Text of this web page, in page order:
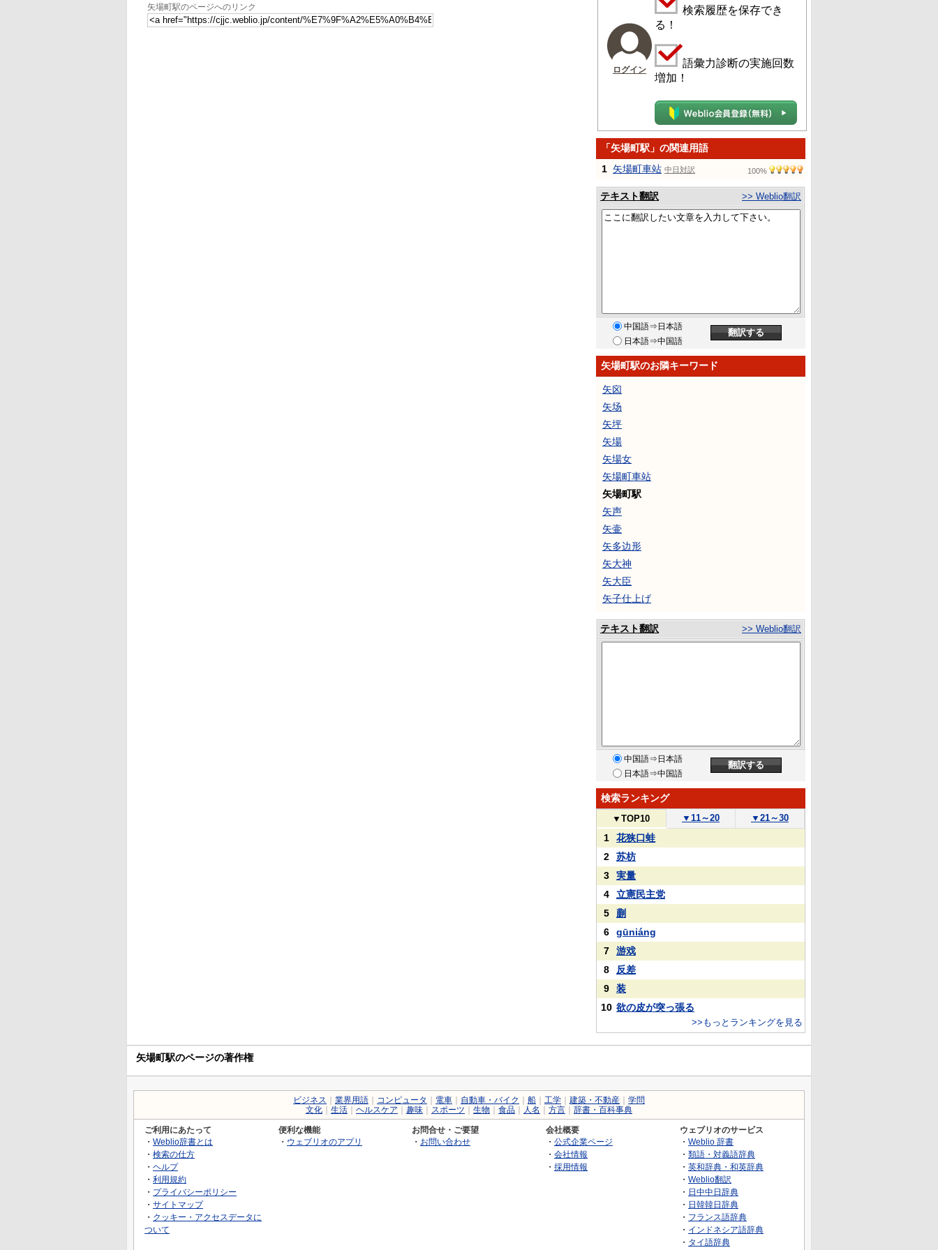
矢場町駅のページへのリンク
ログイン
検索履歴を保存でき
る！
語彙力診断の実施回数
増加！
「矢場町駅」の関連用語
1 矢場町車站 中日対訳 100%
テキスト翻訳 >> Weblio翻訳
中国語⇒日本語
日本語⇒中国語
矢場町駅のお隣キーワード
矢囟
矢场
矢坪
矢場
矢場女
矢場町車站
矢場町駅
矢声
矢壷
矢多边形
矢大神
矢大臣
矢子仕上げ
テキスト翻訳 >> Weblio翻訳
中国語⇒日本語
日本語⇒中国語
検索ランキング
▼ TOP10 ▼ 11～20 ▼ 21～30
1
花狭口蛙
2
苏枋
3
実量
4
立憲民主党
5
蒯
6
gūniáng
7
游戏
8
反差
9
装
10 欲の皮が突っ張る
>>もっとランキングを見る
矢場町駅のページの著作権
ビジネス 業界用語 コンピュータ 電車 自動車・バイク 船 工学 建築・不動産
学問
文化
生活 ヘルスケア 趣味 スポーツ 生物 食品 人名 方言 辞書・百科事典
ご利用にあたって
・ Weblio辞書とは
・ 検索の仕方
・ ヘルプ
・ 利用規約
・ プライバシーポリシー
・ サイトマップ
・ クッキー・アクセスデータに
ついて
便利な機能
・ ウェブリオのアプリ
お問合せ・ご要望
・ お問い合わせ
会社概要
・ 公式企業ページ
・ 会社情報
・ 採用情報
ウェブリオのサービス
・ Weblio 辞書
・ 類語・対義語辞典
・ 英和辞典・和英辞典
・ Weblio翻訳
・ 日中中日辞典
・ 日韓韓日辞典
・ フランス語辞典
・ インドネシア語辞典
・ タイ語辞典